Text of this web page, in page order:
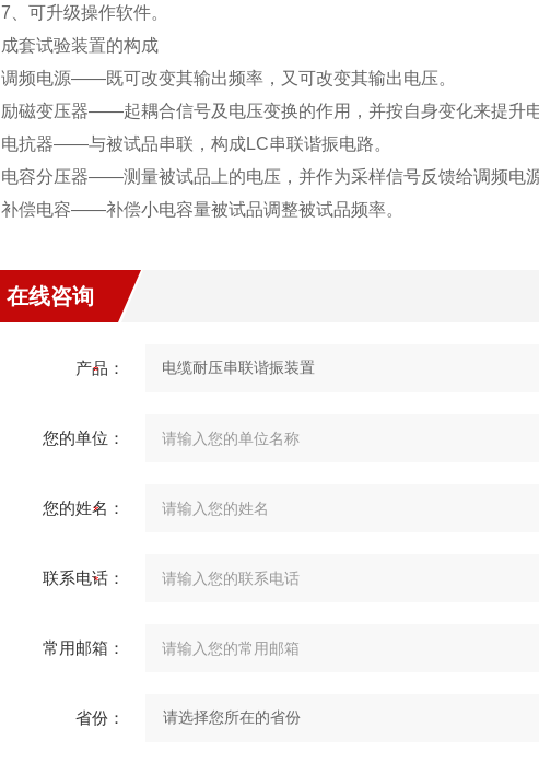
7、可升级操作软件。
成套试验装置的构成
调频电源——既可改变其输出频率，又可改变其输出电压。
励磁变压器——起耦合信号及电压变换的作用，并按自身变化来提升电
电抗器——与被试品串联，构成LC串联谐振电路。
电容分压器——测量被试品上的电压，并作为采样信号反馈给调频电源
补偿电容——补偿小电容量被试品调整被试品频率。
在线咨询
产品：
您的单位：
您的姓名：
联系电话：
常用邮箱：
省份：